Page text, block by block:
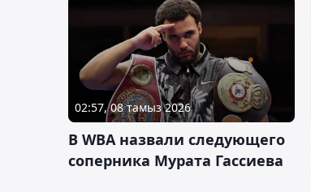
02:57, 08 тамыз 2026
В WBA назвали следующего
соперника Мурата Гассиева